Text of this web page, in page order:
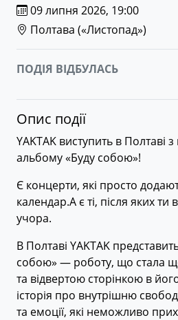
09 липня 2026, 19:00
Полтава («Листопад»)
ПОДІЯ ВІДБУЛАСЬ
Опис події
YAKTAK виступить в Полтаві
альбому «Буду собою»!⠀
Є концерти, які просто
календар.А є ті, після яких
учора.⠀
В Полтаві YAKTAK
собою» — роботу, що стала
та відвертою сторінкою в
історія про внутрішню
та емоції, які неможливо